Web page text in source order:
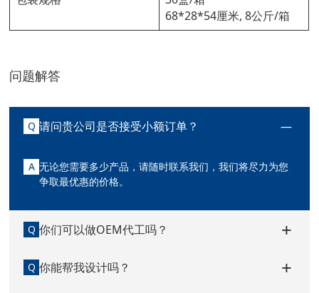
68*28*54厘米, 8公斤/箱
问题解答
Q 请问贵公司是否接受小额订单？
A 无论您需要多少产品，请随时联系我们，我们将尽力为您
争取最优惠的价格。
Q 你们可以做OEM代工吗？
Q 你能帮我设计吗？